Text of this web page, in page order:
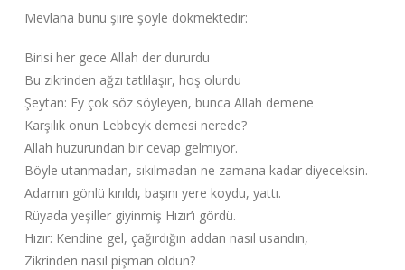
Mevlana bunu şiire şöyle dökmektedir:
Birisi her gece Allah der dururdu
Bu zikrinden ağzı tatlılaşır, hoş olurdu
Şeytan: Ey çok söz söyleyen, bunca Allah demene
Karşılık onun Lebbeyk demesi nerede?
Allah huzurundan bir cevap gelmiyor.
Böyle utanmadan, sıkılmadan ne zamana kadar diyeceksin.
Adamın gönlü kırıldı, başını yere koydu, yattı.
Rüyada yeşiller giyinmiş Hızır’ı gördü.
Hızır: Kendine gel, çağırdığın addan nasıl usandın,
Zikrinden nasıl pişman oldun?